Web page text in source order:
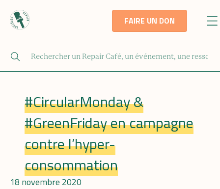
FAIRE UN DON
#CircularMonday &
#GreenFriday en campagne
contre l’hyper-
consommation
18 novembre 2020